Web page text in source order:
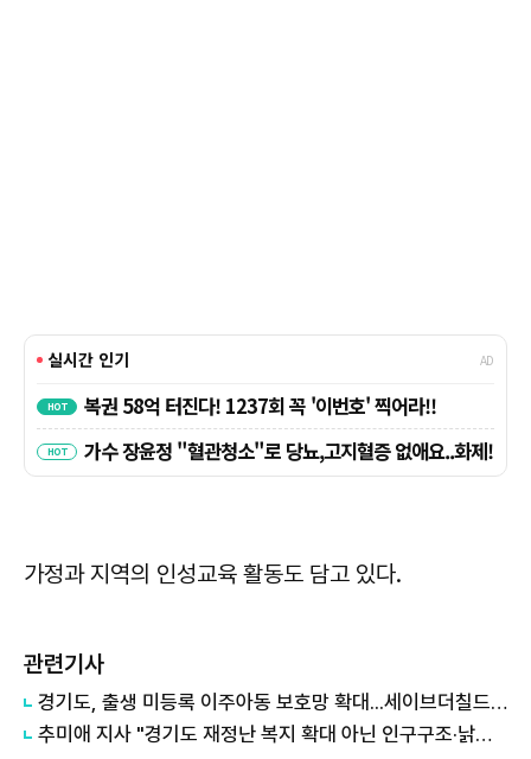
가정과 지역의 인성교육 활동도 담고 있다.
관련기사
경기도, 출생 미등록 이주아동 보호망 확대...세이브더칠드런 등 4곳과 협약
추미애 지사 "경기도 재정난 복지 확대 아닌 인구구조·낡은 세수체계 문제"